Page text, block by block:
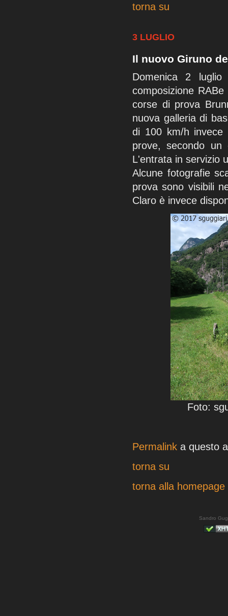
torna su
3 LUGLIO
Il nuovo Giruno
Domenica 2
composizione
corse di prova
nuova galleria di
di 100 km/h invece
prove, secondo un
L'entrata in servizio
Alcune fotografie
prova sono visibili
Claro è invece
Foto:
Permalink a questo
torna su
torna alla homepage
Sandro